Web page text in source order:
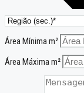
Área Mínima m²
Área Máxima m²